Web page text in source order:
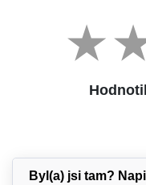
Byl(a) jsi tam?